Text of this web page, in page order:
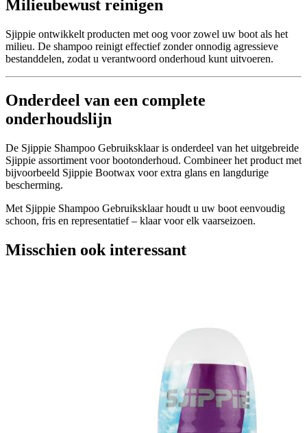
Milieubewust reinigen
Sjippie ontwikkelt producten met oog voor zowel uw boot als het
milieu. De shampoo reinigt effectief zonder onnodig agressieve
bestanddelen, zodat u verantwoord onderhoud kunt uitvoeren.
Onderdeel van een complete
onderhoudslijn
De Sjippie Shampoo Gebruiksklaar is onderdeel van het uitgebreide
Sjippie assortiment voor bootonderhoud. Combineer het product met
bijvoorbeeld Sjippie Bootwax voor extra glans en langdurige
bescherming.
Met Sjippie Shampoo Gebruiksklaar houdt u uw boot eenvoudig
schoon, fris en representatief – klaar voor elk vaarseizoen.
Misschien ook interessant